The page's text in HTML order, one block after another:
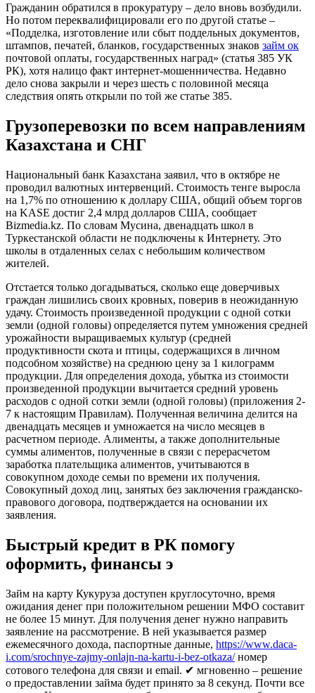
Гражданин обратился в прокуратуру – дело вновь возбудили.
Но потом переквалифицировали его по другой статье –
«Подделка, изготовление или сбыт поддельных документов,
штампов, печатей, бланков, государственных знаков займ ок
почтовой оплаты, государственных наград» (статья 385 УК
РК), хотя налицо факт интернет-мошенничества. Недавно
дело снова закрыли и через шесть с половиной месяца
следствия опять открыли по той же статье 385.
Грузоперевозки по всем направлениям
Казахстана и СНГ
Национальный банк Казахстана заявил, что в октябре не
проводил валютных интервенций. Стоимость тенге выросла
на 1,7% по отношению к доллару США, общий объем торгов
на KASE достиг 2,4 млрд долларов США, сообщает
Bizmedia.kz. По словам Мусина, двенадцать школ в
Туркестанской области не подключены к Интернету. Это
школы в отдаленных селах с небольшим количеством
жителей.
Отстается только догадываться, сколько еще доверчивых
граждан лишились своих кровных, поверив в неожиданную
удачу. Стоимость произведенной продукции с одной сотки
земли (одной головы) определяется путем умножения средней
урожайности выращиваемых культур (средней
продуктивности скота и птицы, содержащихся в личном
подсобном хозяйстве) на среднюю цену за 1 килограмм
продукции. Для определения дохода, убытка из стоимости
произведенной продукции вычитается средний уровень
расходов с одной сотки земли (одной головы) (приложения 2-
7 к настоящим Правилам). Полученная величина делится на
двенадцать месяцев и умножается на число месяцев в
расчетном периоде. Алименты, а также дополнительные
суммы алиментов, полученные в связи с перерасчетом
заработка плательщика алиментов, учитываются в
совокупном доходе семьи по времени их получения.
Совокупный доход лиц, занятых без заключения гражданско-
правового договора, подтверждается на основании их
заявления.
Быстрый кредит в РК помогу
оформить, финансы э
Займ на карту Кукуруза доступен круглосуточно, время
ожидания денег при положительном решении МФО составит
не более 15 минут. Для получения денег нужно направить
заявление на рассмотрение. В ней указывается размер
ежемесячного дохода, паспортные данные, https://www.daca-
i.com/srochnye-zajmy-onlajn-na-kartu-i-bez-otkaza/номер
сотового телефона для связи и email. ✔ мгновенно – решение
о предоставлении займа будет принято за 8 секунд. Почти все